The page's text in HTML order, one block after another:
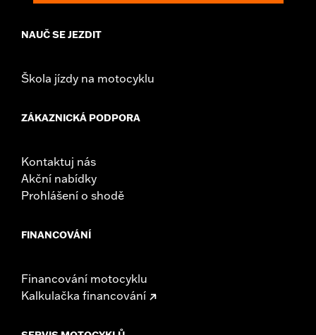
for some models. Handlebar height is regulated in many
locations. Check local laws to ensure your motorcycle
NAUČ SE JEZDIT
Škola jízdy na motocyklu
ZÁKAZNICKÁ PODPORA
Kontaktuj nás
Akční nabídky
Prohlášení o shodě
FINANCOVÁNÍ
Financování motocyklu
Kalkulačka financování